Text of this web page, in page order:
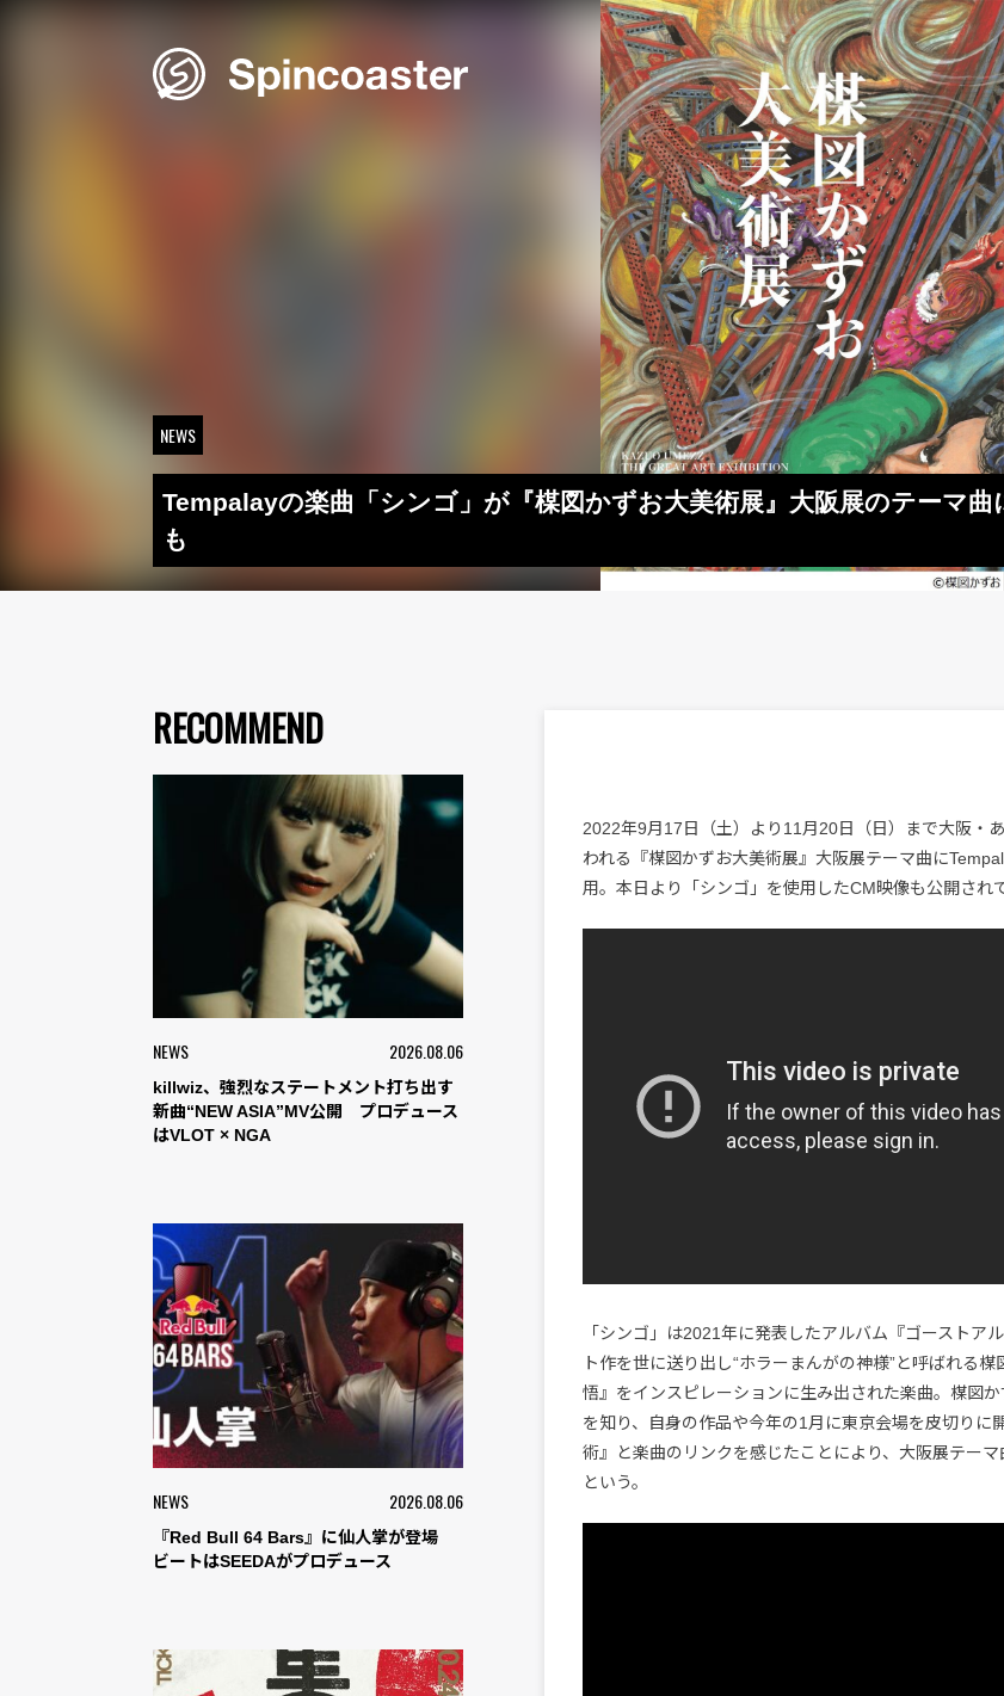
NEWS
Tempalayの楽曲「シンゴ」が『楳図かずお大美術展』大阪展のテーマ
も
RECOMMEND
NEWS 2026.08.06
killwiz、強烈なステートメント打ち出す
新曲“NEW ASIA”MV公開 プロデュース
はVLOT × NGA
NEWS 2026.08.06
『Red Bull 64 Bars』に仙人掌が登場
ビートはSEEDAがプロデュース
2022年9月17日（土）より11月20日（日）まで大阪・
われる『楳図かずお大美術展』大阪展テーマ曲に
用。本日より「シンゴ」を使用したCM映像も公開され
「シンゴ」は2021年に発表したアルバム『ゴーストア
ト作を世に送り出し“ホラーまんがの神様”と呼ばれる
悟』をインスピレーションに生み出された楽曲。楳図
を知り、自身の作品や今年の1月に東京会場を皮切りに
術』と楽曲のリンクを感じたことにより、大阪展テー
という。